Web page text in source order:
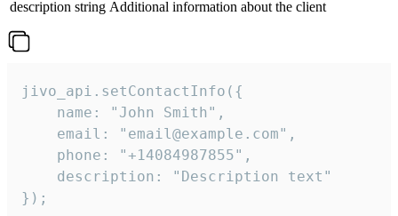
description string Additional information about the client
jivo_api.setContactInfo({
    name: "John Smith",
    email: "email@example.com",
    phone: "+14084987855",
    description: "Description text"
});